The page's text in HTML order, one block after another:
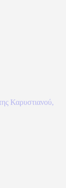
Καρυστιανού,